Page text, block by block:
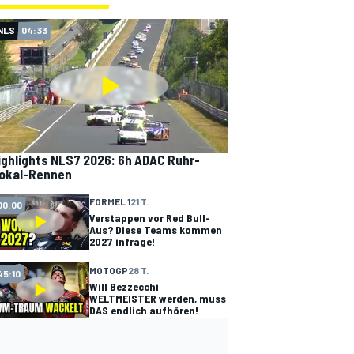
04:33
NLS7 2026: 6h ADAC Ruhr-
Rennen
FORMEL 121 T.
Verstappen vor Red Bull-
Aus? Diese Teams kommen
2027 infrage!
MOTOGP28 T.
Will Bezzecchi
WELTMEISTER werden, muss
DAS endlich aufhören!